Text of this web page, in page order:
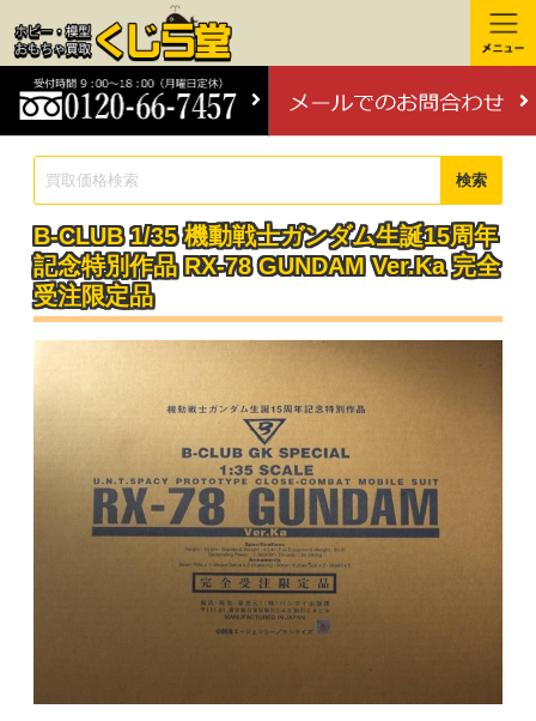
検索
B-CLUB 1/35 機動戦士ガンダム生誕15周年
記念特別作品 RX-78 GUNDAM Ver.Ka 完全
受注限定品